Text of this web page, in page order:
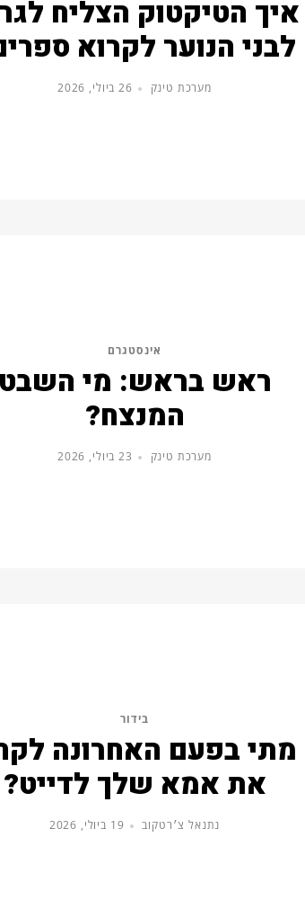
איך הטיקטוק הצליח
לבני הנוער לקרוא
מערכת טינק 26 ביולי, 2026
אינסטגרם
ראש בראש: מי
המנצח?
מערכת טינק 23 ביולי, 2026
בידור
מתי בפעם האחרונה
את אמא שלך לדייט?
נתנאל צ׳רטקוב 19 ביולי, 2026